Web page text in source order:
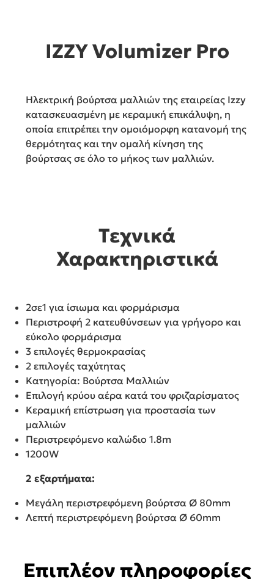
IZZY Volumizer Pro
Ηλεκτρική βούρτσα μαλλιών της εταιρείας Izzy
κατασκευασμένη με κεραμική επικάλυψη, η
οποία επιτρέπει την ομοιόμορφη κατανομή της
θερμότητας και την ομαλή κίνηση της
βούρτσας σε όλο το μήκος των μαλλιών.
Τεχνικά
Χαρακτηριστικά
2σε1 για ίσιωμα και φορμάρισμα
Περιστροφή 2 κατευθύνσεων για γρήγορο και
εύκολο φορμάρισμα
3 επιλογές θερμοκρασίας
2 επιλογές ταχύτητας
Κατηγορία: Βούρτσα Μαλλιών
Επιλογή κρύου αέρα κατά του φριζαρίσματος
Κεραμική επίστρωση για προστασία των
μαλλιών
Περιστρεφόμενο καλώδιο 1.8m
1200W
2 εξαρτήματα:
Μεγάλη περιστρεφόμενη βούρτσα Ø 80mm
Λεπτή περιστρεφόμενη βούρτσα Ø 60mm
Επιπλέον πληροφορίες